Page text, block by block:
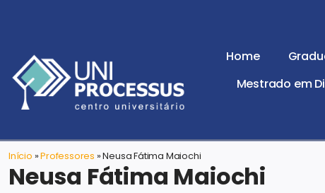
Home
Mestrado em
Início »Professores »Neusa Fátima Maiochi
Neusa Fátima Maiochi